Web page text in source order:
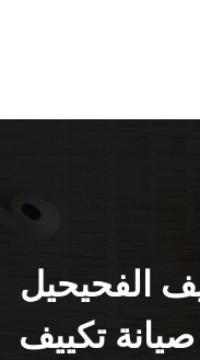
الفحيحيل
/ فني صيانة تكييف